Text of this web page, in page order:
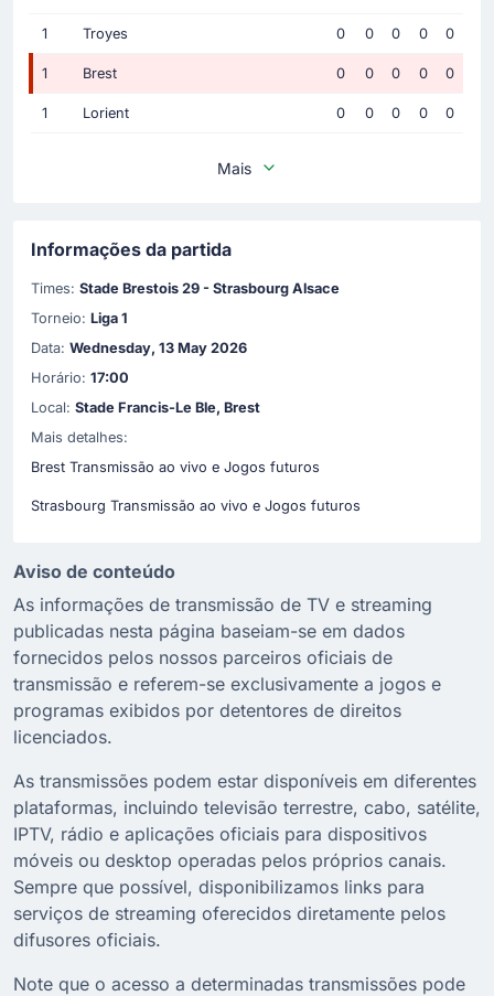
1 Troyes 0 0 0 0 0
1 Brest 0 0 0 0 0
1 Lorient 0 0 0 0 0
Mais
Informações da partida
Times: Stade Brestois 29 - Strasbourg Alsace
Torneio: Liga 1
Data: Wednesday, 13 May 2026
Horário: 17:00
Local: Stade Francis-Le Ble, Brest
Mais detalhes:
Brest Transmissão ao vivo e Jogos futuros
Strasbourg Transmissão ao vivo e Jogos futuros
Aviso de conteúdo
As informações de transmissão de TV e streaming
publicadas nesta página baseiam-se em dados
fornecidos pelos nossos parceiros oficiais de
transmissão e referem-se exclusivamente a jogos e
programas exibidos por detentores de direitos
licenciados.
As transmissões podem estar disponíveis em diferentes
plataformas, incluindo televisão terrestre, cabo, satélite,
IPTV, rádio e aplicações oficiais para dispositivos
móveis ou desktop operadas pelos próprios canais.
Sempre que possível, disponibilizamos links para
serviços de streaming oferecidos diretamente pelos
difusores oficiais.
Note que o acesso a determinadas transmissões pode